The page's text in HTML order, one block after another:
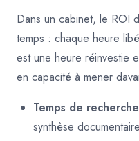
Dans un cabinet, le ROI
temps : chaque heure
est une heure réinvestie
en capacité à mener
Temps de
synthèse